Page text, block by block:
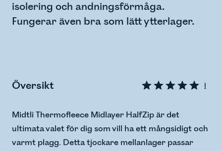
isolering och andningsförmåga.
Fungerar även bra som lätt ytterlager.
Översikt 1
Midtli Thermofleece Midlayer HalfZip är det
ultimata valet för dig som vill ha ett mångsidigt och
varmt plagg. Detta tjockare mellanlager passar